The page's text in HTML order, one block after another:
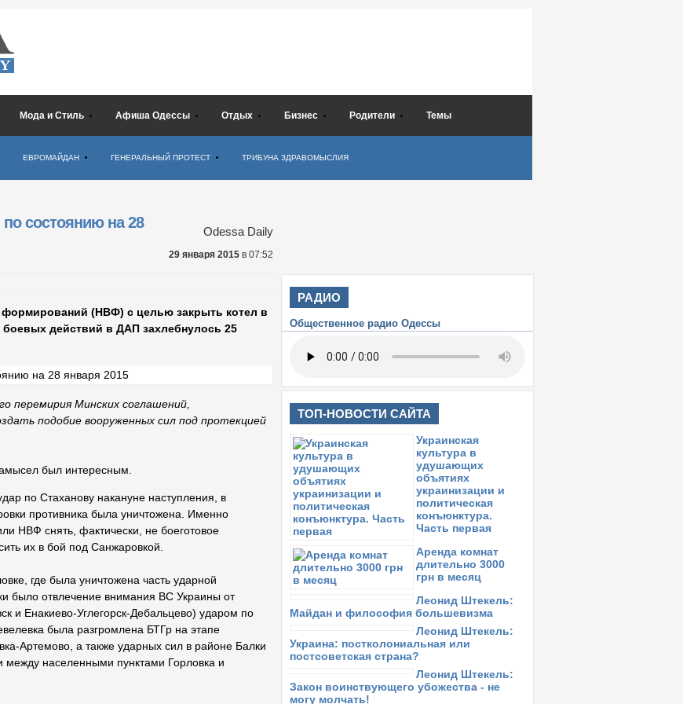
Мода и Стиль Афиша Одессы Отдых Бизнес Родители Темы
ЕВРОМАЙДАН ГЕНЕРАЛЬНЫЙ ПРОТЕСТ ТРИБУНА ЗДРАВОМЫСЛИЯ
состоянию на 28
Odessa Daily
29 января 2015 в 07:52
(НВФ) с целью закрыть котел в
действий в ДАП захлебнулось 25
перемирия Минских соглашений,
подобие вооруженных сил под протекцией
был интересным.
по Стаханову накануне наступления, в
противника была уничтожена. Именно
НВФ снять, фактически, не боеготовое
их в бой под Санжаровкой.
где была уничтожена часть ударной
было отвлечение внимания ВС Украины от
и Енакиево-Углегорск-Дебальцево) ударом по
была разгромлена БТГр на этапе
Артемово, а также ударных сил в районе Балки
между населенными пунктами Горловка и
РАДИО
Общественное радио Одессы
ТОП-НОВОСТИ САЙТА
Украинская
культура в
удушающих
объятиях
украинизации и
политическая
конъюнктура.
Часть первая
Аренда комнат
длительно 3000
грн в месяц
Леонид Штекель:
Майдан и философия большевизма
Леонид Штекель:
Украина: постколониальная или
постсоветская страна?
Леонид Штекель:
Закон воинствующего убожества - не
могу молчать!